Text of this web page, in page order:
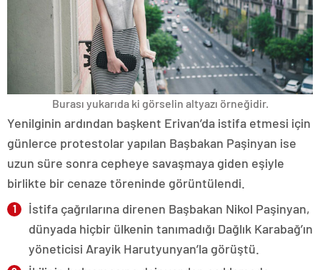
Burası yukarıda ki görselin altyazı örneğidir.
Yenilginin ardından başkent Erivan’da istifa etmesi için
günlerce protestolar yapılan Başbakan Paşinyan ise
uzun süre sonra cepheye savaşmaya giden eşiyle
birlikte bir cenaze töreninde görüntülendi.
İstifa çağrılarına direnen Başbakan Nikol Paşinyan,
dünyada hiçbir ülkenin tanımadığı Dağlık Karabağ’ın
yöneticisi Arayik Harutyunyan’la görüştü.